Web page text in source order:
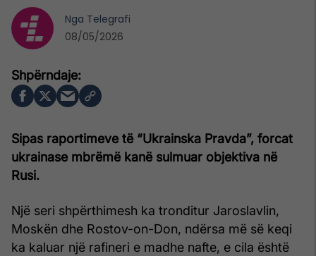
Sipas raportimeve të “Ukrainska Pravda”, forcat
ukrainase mbrëmë kanë sulmuar objektiva në
Rusi.
Një seri shpërthimesh ka tronditur Jaroslavlin,
Moskën dhe Rostov-on-Don, ndërsa më së keqi
ka kaluar një rafineri e madhe nafte, e cila është
Nga Telegrafi
08/05/2026